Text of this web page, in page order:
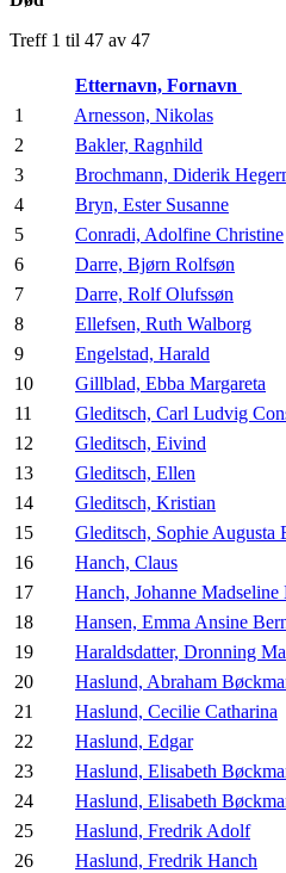
Treff 1 til 47 av 47
Etternavn, Fornavn
1
Arnesson, Nikolas
2
Bakler, Ragnhild
3
Brochmann, Diderik
4
Bryn, Ester Susanne
5
Conradi, Adolfine Christine
6
Darre, Bjørn Rolfsøn
7
Darre, Rolf Olufssøn
8
Ellefsen, Ruth Walborg
9
Engelstad, Harald
10
Gillblad, Ebba Margareta
11
Gleditsch, Carl Ludvig
12
Gleditsch, Eivind
13
Gleditsch, Ellen
14
Gleditsch, Kristian
15
Gleditsch, Sophie Augusta
16
Hanch, Claus
17
Hanch, Johanne Madseline
18
Hansen, Emma Ansine
19
Haraldsdatter, Dronning
20
Haslund, Abraham
21
Haslund, Cecilie Catharina
22
Haslund, Edgar
23
Haslund, Elisabeth
24
Haslund, Elisabeth
25
Haslund, Fredrik Adolf
26
Haslund, Fredrik Hanch